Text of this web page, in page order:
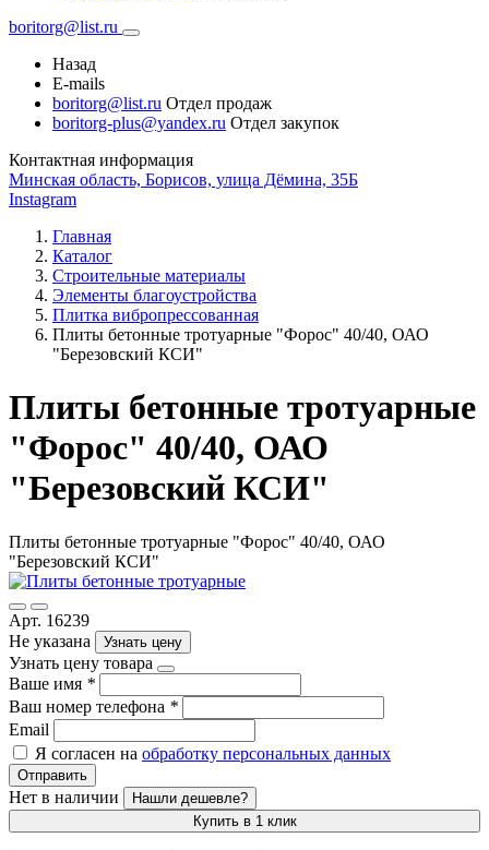
boritorg@list.ru
Назад
E-mails
boritorg@list.ru Отдел продаж
boritorg-plus@yandex.ru Отдел закупок
Контактная информация
Минская область, Борисов, улица Дёмина, 35Б
Instagram
Главная
Каталог
Строительные материалы
Элементы благоустройства
Плитка вибропрессованная
Плиты бетонные тротуарные "Форос" 40/40, ОАО
"Березовский КСИ"
Плиты бетонные тротуарные
"Форос" 40/40, ОАО
"Березовский КСИ"
Плиты бетонные тротуарные "Форос" 40/40, ОАО
"Березовский КСИ"
Арт. 16239
Не указана
Узнать цену
Узнать цену товара
Ваше имя *
Ваш номер телефона *
Email
Я согласен на обработку персональных данных
Отправить
Нет в наличии
Нашли дешевле?
Купить в 1 клик